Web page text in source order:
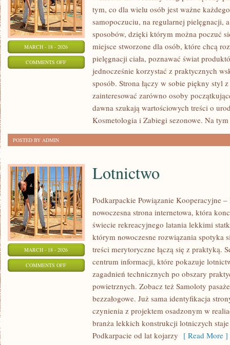
MARCH - 18 - 2026
COMMENTS OFFON
INSPIRACJE
tym, co dla wielu osób jest ważne
samopoczuciu, na regularnej pielęgnacji,
sposobów, dzięki którym można poczuć
miejsce stworzone dla osób, które chcą
pielęgnacji ciała, poznawać świat
jednocześnie korzystać z praktycznych
sposób. Strona łączy w sobie piękny styl
zainteresować zarówno osoby
dawna szukają wartościowych treści o
Kosmetologia i Zabiegi sezonowe. Na tym
POSTED BY ADMIN
MARCH - 18 - 2026
COMMENTS OFFON
LOTNICTWO
Lotnictwo
Podkarpackie Powiązanie Kooperacyjne
nowoczesna strona internetowa, która
świecie rekreacyjnego latania lekkimi
którym nowoczesne rozwiązania spotyka
treści merytoryczne łączą się z praktyką.
centrum informacji, które pokazuje
zagadnień technicznych po obszary
powietrznych. Zobacz też Samoloty
bezzałogowe. Już sama identyfikacja
czynienia z projektem osadzonym w
branża lekkich konstrukcji lotniczych
Podkarpacie od lat kojarzy [ Read More ]